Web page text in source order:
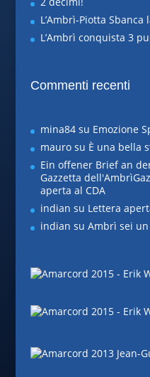
L’Ambrì-Piotta Sbanca
L’Ambrì conquista 3
Commenti recenti
mina84su Emozione
maurosu È una bella
Ein offener Brief an
Gazzetta
aperta al CDA
indian su Lettera
indian su Ambrì sei